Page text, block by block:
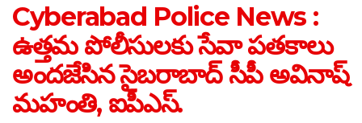
Cyberabad Police News :
ఉత్తమ పోలీసులకు సేవా పతకాలు
అందజేసిన సైబరాబాద్ సీపీ అవినాష్
మహంతి, ఐపీఎస్.